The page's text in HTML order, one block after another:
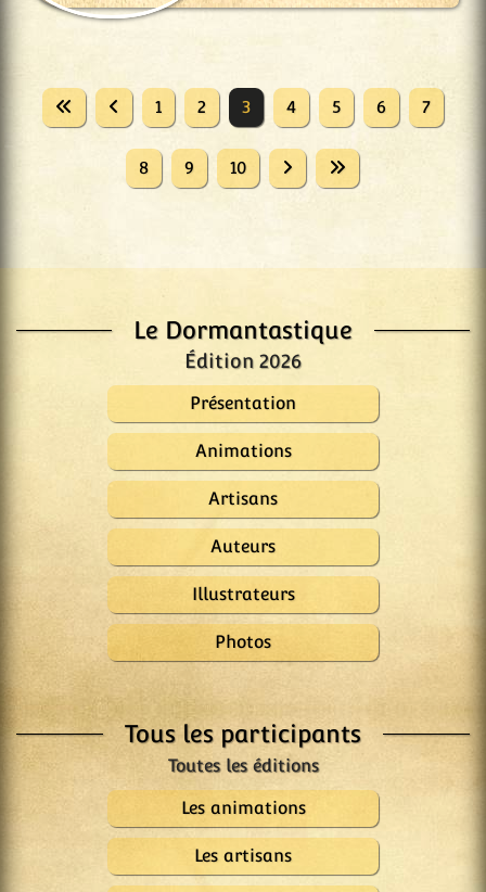
Le Dormantastique
Édition 2026
Présentation
Animations
Artisans
Auteurs
Illustrateurs
Photos
Tous les participants
Les animations
Les artisans
1 2 3 4 5 6 7
8 9 10